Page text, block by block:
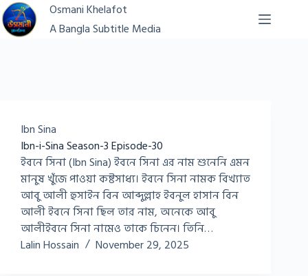
Skip
to
content
Osmani Khelafot
A Bangla Subtitle Media
Ibn Sina
Ibn-i-Sina Season-3 Episode-30
ইবনে সিনা (Ibn Sina) ইবনে সিনা এর নাম শুনেনি এমন
মানুষ খুঁজে পাওয়া কষ্টসাধ্য। ইবনে সিনা নামক বিখ্যাত
আবু আলী হুসাইন বিন আব্দুল্লাহ ইবনুল হাসান বিন
আলী ইবনে সিনা ছিল তার নাম, অনেকে আবু
আলীইবনে সিনা নামেও তাকে চিনেন। তিনি…
Lalin Hossain
November 29, 2025